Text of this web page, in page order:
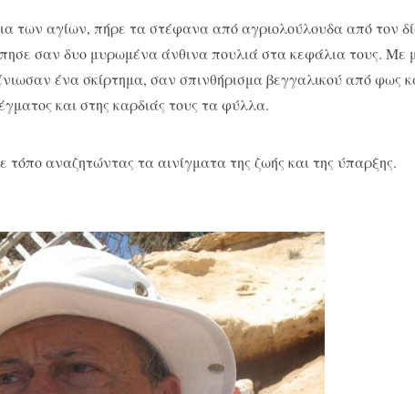
των αγίων, πήρε τα στέφανα από αγριολούλουδα από τον
σαν δυο μυρωμένα άνθινα πουλιά στα κεφάλια τους. Με
ένα σκίρτημα, σαν σπινθήρισμα βεγγαλικού από φως
και στης καρδιάς τους τα φύλλα.
αναζητώντας τα αινίγματα της ζωής και της ύπαρξης.